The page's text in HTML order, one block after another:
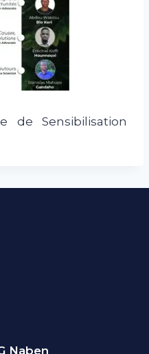
de Sensibilisation
Naben